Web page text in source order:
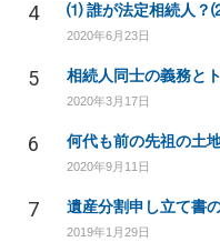
4
2020年6月23日
5 相続人同士の義務と
2020年3月17日
6 何代も前の先祖の土
2020年9月11日
7 遺産分割申し立て書
2019年1月29日